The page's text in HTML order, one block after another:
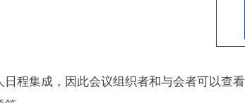
日程集成，因此会议组织者和与会者可以查